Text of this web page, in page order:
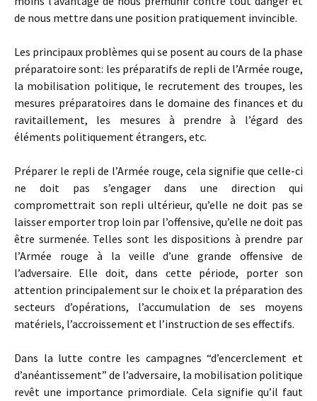
de nous mettre dans une position pratiquement invincible.
Les principaux problèmes qui se posent au cours de la phase
préparatoire sont: les préparatifs de repli de l’Armée rouge,
la mobilisation politique, le recrutement des troupes, les
mesures préparatoires dans le domaine des finances et du
ravitaillement, les mesures à prendre à l’égard des
éléments politiquement étrangers, etc.
Préparer le repli de l’Armée rouge, cela signifie que celle-ci
ne doit pas s’engager dans une direction qui
compromettrait son repli ultérieur, qu’elle ne doit pas se
laisser emporter trop loin par l’offensive, qu’elle ne doit pas
être surmenée. Telles sont les dispositions à prendre par
l’Armée rouge à la veille d’une grande offensive de
l’adversaire. Elle doit, dans cette période, porter son
attention principalement sur le choix et la préparation des
secteurs d’opérations, l’accumulation de ses moyens
matériels, l’accroissement et l’instruction de ses effectifs.
Dans la lutte contre les campagnes “d’encerclement et
d’anéantissement” de l’adversaire, la mobilisation politique
revêt une importance primordiale. Cela signifie qu’il faut